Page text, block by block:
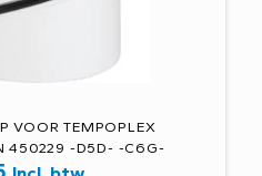
VOOR TEMPOPLEX
450229 -D5D- -C6G-